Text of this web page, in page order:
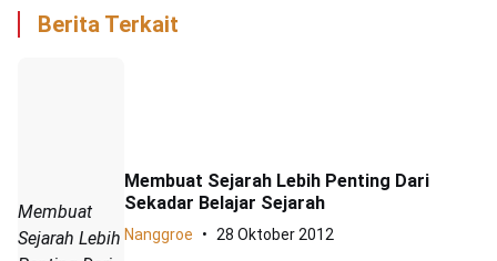
Berita Terkait
Membuat
Sejarah Lebih
Membuat Sejarah Lebih Penting Dari
Sekadar Belajar Sejarah
Nanggroe 28 Oktober 2012